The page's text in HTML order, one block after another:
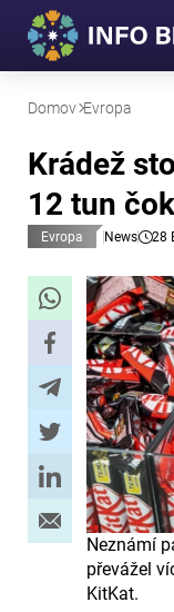
Domov Evropa
Krádež
12 tun
Evropa News 28
Neznámí
převážel
KitKat.